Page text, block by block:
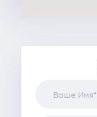
Ваше Имя*